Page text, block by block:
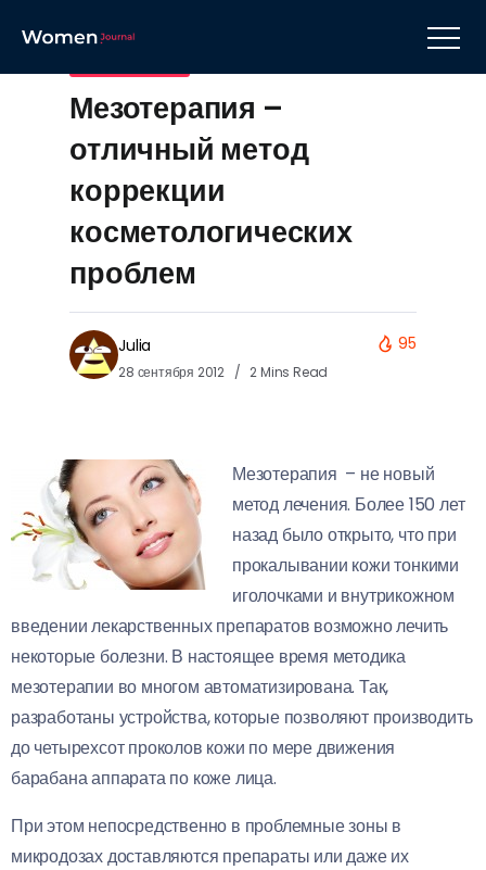
Мезотерапия –
отличный метод
коррекции
косметологических
проблем
Julia
28 сентября 2012 2 Mins Read
95
Мезотерапия – не новый
метод лечения. Более 150 лет
назад было открыто, что при
прокалывании кожи тонкими
иголочками и внутрикожном
введении лекарственных препаратов возможно лечить
некоторые болезни. В настоящее время методика
мезотерапии во многом автоматизирована. Так,
разработаны устройства, которые позволяют производить
до четырехсот проколов кожи по мере движения
барабана аппарата по коже лица.
При этом непосредственно в проблемные зоны в
микродозах доставляются препараты или даже их